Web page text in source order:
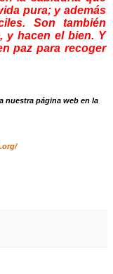
pura; y además
Son también
y hacen el bien. Y
paz para recoger
nuestra página web en la